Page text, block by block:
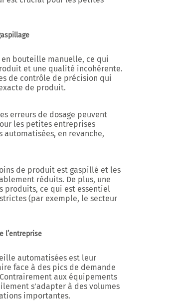
en bouteille manuelle, ce qui
et une qualité incohérente.
de contrôle de précision qui
de produit.
erreurs de dosage peuvent
les petites entreprises
en revanche,
de produit est gaspillé et les
réduits. De plus, une
produits, ce qui est essentiel
(par exemple, le secteur
l’entreprise
automatisées est leur
face à des pics de demande
aux équipements
s’adapter à des volumes
importantes.